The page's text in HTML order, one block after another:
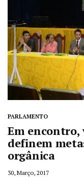
PARLAMENTO
Em encontro,
definem
orgânica
30, Março, 2017